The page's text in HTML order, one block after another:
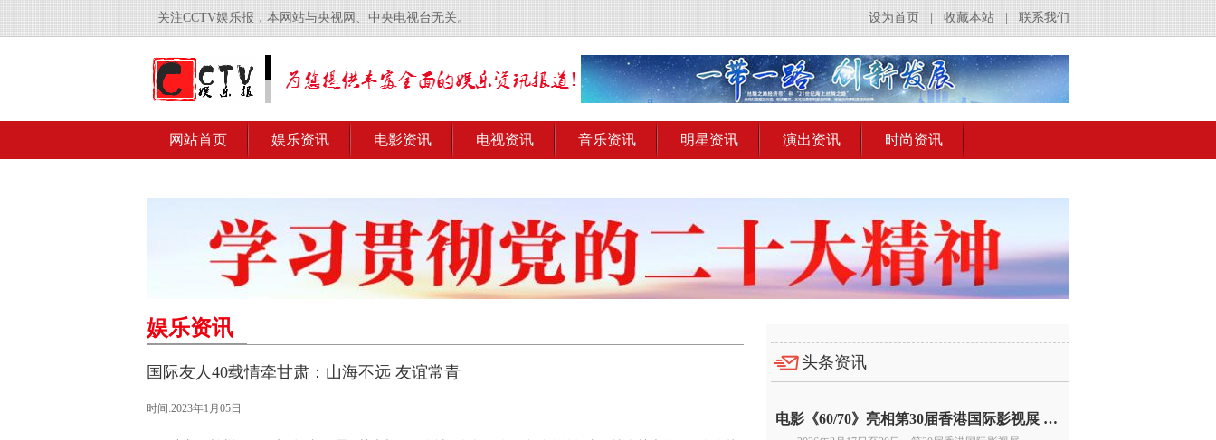
关注CCTV娱乐报，本网站与央视网、中央电视台无关。 联系我们
收藏本站
设为首页
网站首页 娱乐资讯 电影资讯 电视资讯 音乐资讯 明星资讯 演出资讯 时尚资讯
娱乐资讯
国际友人40载情牵甘肃：山海不远 友谊常青
时间:2023年1月05日
头条资讯
电影《60/70》亮相第30届香港国际影视展 冲刺戛纳备